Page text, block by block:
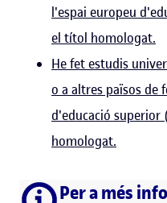
l'espai europeu
el títol homologat.
He fet estudis
o a altres països de
d'educació superior
homologat.
Per a més